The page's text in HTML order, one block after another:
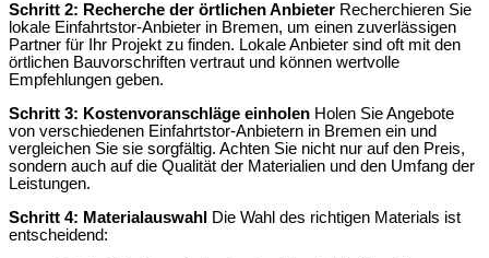
Schritt 2: Recherche der örtlichen Anbieter Recherchieren Sie
lokale Einfahrtstor-Anbieter in Bremen, um einen zuverlässigen
Partner für Ihr Projekt zu finden. Lokale Anbieter sind oft mit den
örtlichen Bauvorschriften vertraut und können wertvolle
Empfehlungen geben.
Schritt 3: Kostenvoranschläge einholen Holen Sie Angebote
von verschiedenen Einfahrtstor-Anbietern in Bremen ein und
vergleichen Sie sie sorgfältig. Achten Sie nicht nur auf den Preis,
sondern auch auf die Qualität der Materialien und den Umfang der
Leistungen.
Schritt 4: Materialauswahl
Die Wahl des richtigen Materials ist
entscheidend: